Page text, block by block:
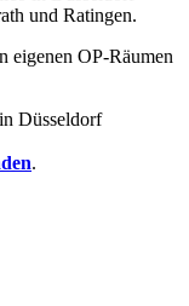
und Ratingen.
eigenen OP-Räumen
Düsseldorf
.